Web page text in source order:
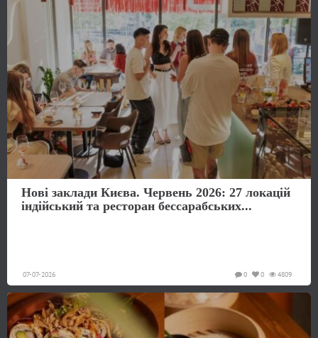
Нові заклади Києва. Червень 2026: 27 локацій
індійський та ресторан бессарабських...
07-07-2026 4809
0
0